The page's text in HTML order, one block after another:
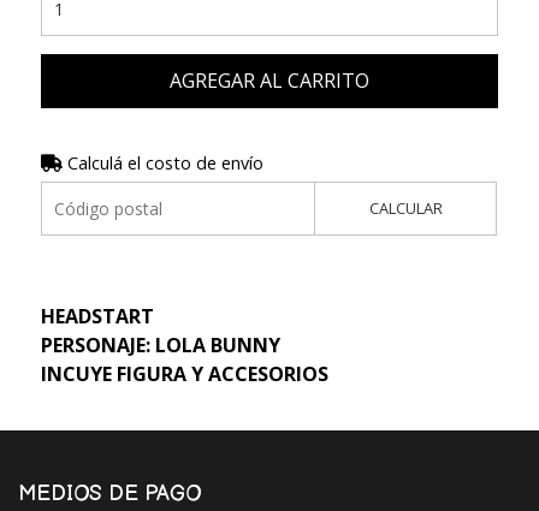
AGREGAR AL CARRITO
Calculá el costo de envío
CALCULAR
HEADSTART
PERSONAJE: LOLA BUNNY
INCUYE FIGURA Y ACCESORIOS
MEDIOS DE PAGO